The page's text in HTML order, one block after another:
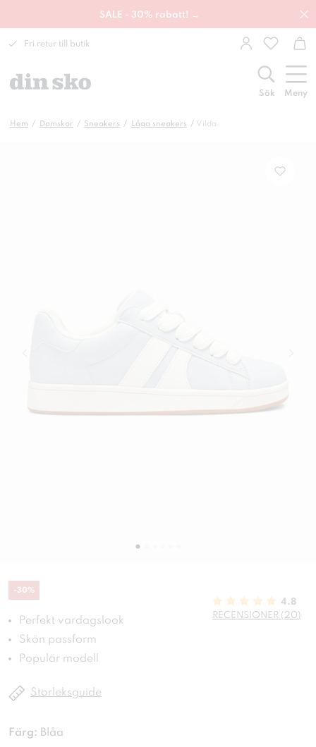
SALE - 30% rabatt! →
Fri retur till butik
Sök Meny
Hem Damskor Sneakers Låga sneakers Vilda
-30%
Perfekt vardagslook
Skön passform
Populär modell
4.8
RECENSIONER (20)
Storleksguide
Färg: Blåa